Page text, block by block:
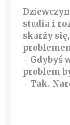
studia i
skarży się,
- Gdybyś
problem
- Tak.